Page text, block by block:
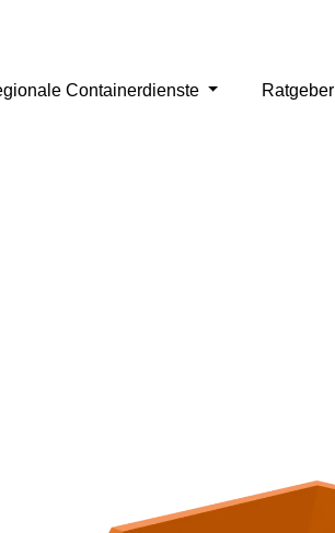
Containerdienste Ratgeber